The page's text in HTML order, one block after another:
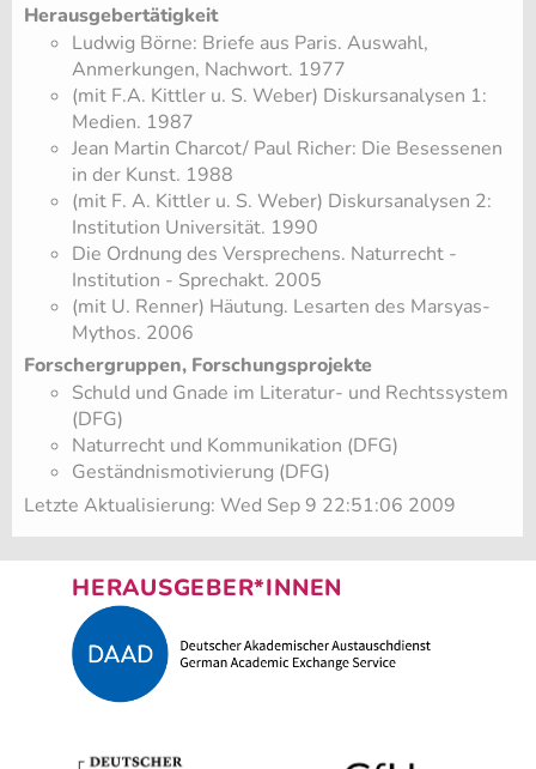
Herausgebertätigkeit
Ludwig Börne: Briefe aus Paris. Auswahl,
Anmerkungen, Nachwort. 1977
(mit F.A. Kittler u. S. Weber) Diskursanalysen 1:
Medien. 1987
Jean Martin Charcot/ Paul Richer: Die Besessenen
in der Kunst. 1988
(mit F. A. Kittler u. S. Weber) Diskursanalysen 2:
Institution Universität. 1990
Die Ordnung des Versprechens. Naturrecht -
Institution - Sprechakt. 2005
(mit U. Renner) Häutung. Lesarten des Marsyas-
Mythos. 2006
Forschergruppen, Forschungsprojekte
Schuld und Gnade im Literatur- und Rechtssystem
(DFG)
Naturrecht und Kommunikation (DFG)
Geständnismotivierung (DFG)
Letzte Aktualisierung: Wed Sep 9 22:51:06 2009
HERAUSGEBER*INNEN